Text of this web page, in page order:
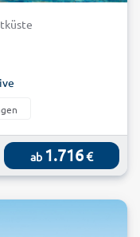
ab 1.716€